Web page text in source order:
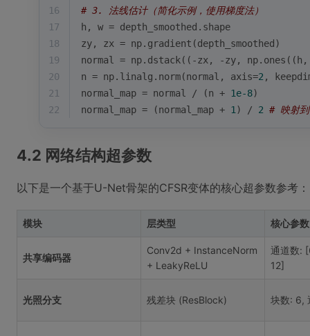
16
# 3. 法线估计（简化示例，使用梯度法）
17
h, w = depth_smoothed.shape
18
zy, zx = np.gradient(depth_smoothed)
19
normal = np.dstack((-zx, -zy,
20
n = np.linalg.norm(normal, axis=2 ,
21
normal_map = normal / (n + 1e-8)
22
normal_map = (normal_map + 1 ) / 2 # 映射
4.2 网络结构超参数
以下是一个基于U-Net骨架的CFSR变体的核心超参数参考：
模块 层类型 核心参数
共享编码器
Conv2d + InstanceNorm
+ LeakyReLU
通道数:
12]
光照分支 残差块 (ResBlock) 块数: 6,